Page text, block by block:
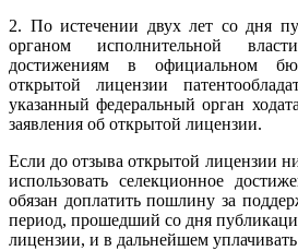
2. По истечении двух лет со дня
органом исполнительной
достижениям в официальном
открытой лицензии
указанный федеральный орган
заявления об открытой лицензии.
Если до отзыва открытой лицензии
использовать селекционное
обязан доплатить пошлину за
период, прошедший со дня
лицензии, и в дальнейшем